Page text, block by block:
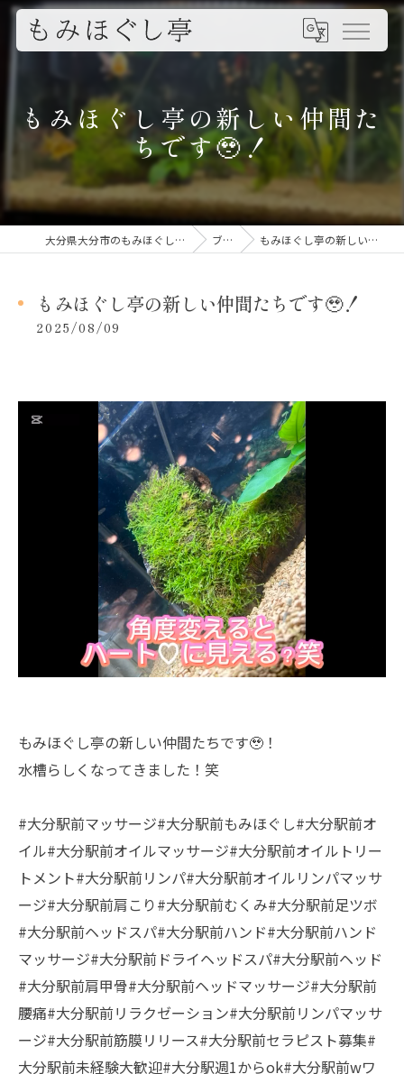
もみほぐし亭の新しい仲間た
ちです🥹！
大分県大分市のもみほぐしならもみほぐし亭 ブログ もみほぐし亭の新しい仲間たちです🥹！
もみほぐし亭の新しい仲間たちです🥹！
2025/08/09
もみほぐし亭の新しい仲間たちです🥹！
水槽らしくなってきました！笑
#大分駅前マッサージ#大分駅前もみほぐし#大分駅前オ
イル#大分駅前オイルマッサージ#大分駅前オイルトリー
トメント#大分駅前リンパ#大分駅前オイルリンパマッサ
ージ#大分駅前肩こり#大分駅前むくみ#大分駅前足ツボ
#大分駅前ヘッドスパ#大分駅前ハンド#大分駅前ハンド
マッサージ#大分駅前ドライヘッドスパ#大分駅前ヘッド
#大分駅前肩甲骨#大分駅前ヘッドマッサージ#大分駅前
腰痛#大分駅前リラクゼーション#大分駅前リンパマッサ
ージ#大分駅前筋膜リリース#大分駅前セラピスト募集#
大分駅前未経験大歓迎#大分駅週1からok#大分駅前wワ